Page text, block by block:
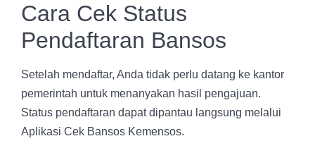
Cara Cek Status
Pendaftaran Bansos
Setelah mendaftar, Anda tidak perlu datang ke kantor
pemerintah untuk menanyakan hasil pengajuan.
Status pendaftaran dapat dipantau langsung melalui
Aplikasi Cek Bansos Kemensos.